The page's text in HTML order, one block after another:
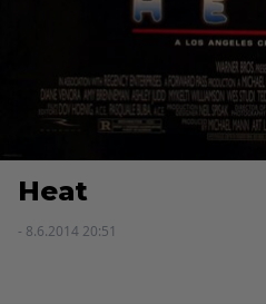
Heat
- 8.6.2014 20:51